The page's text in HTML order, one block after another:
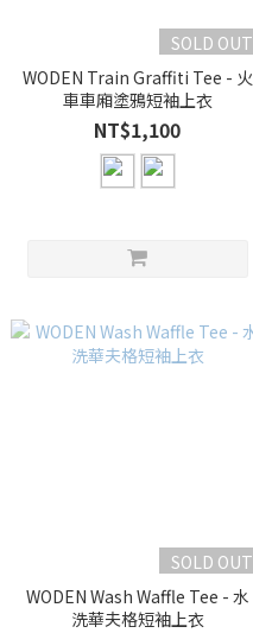
SOLD OUT
WODEN Train Graffiti Tee - 火
車車廂塗鴉短袖上衣
NT$1,100
SOLD OUT
WODEN Wash Waffle Tee - 水
洗華夫格短袖上衣